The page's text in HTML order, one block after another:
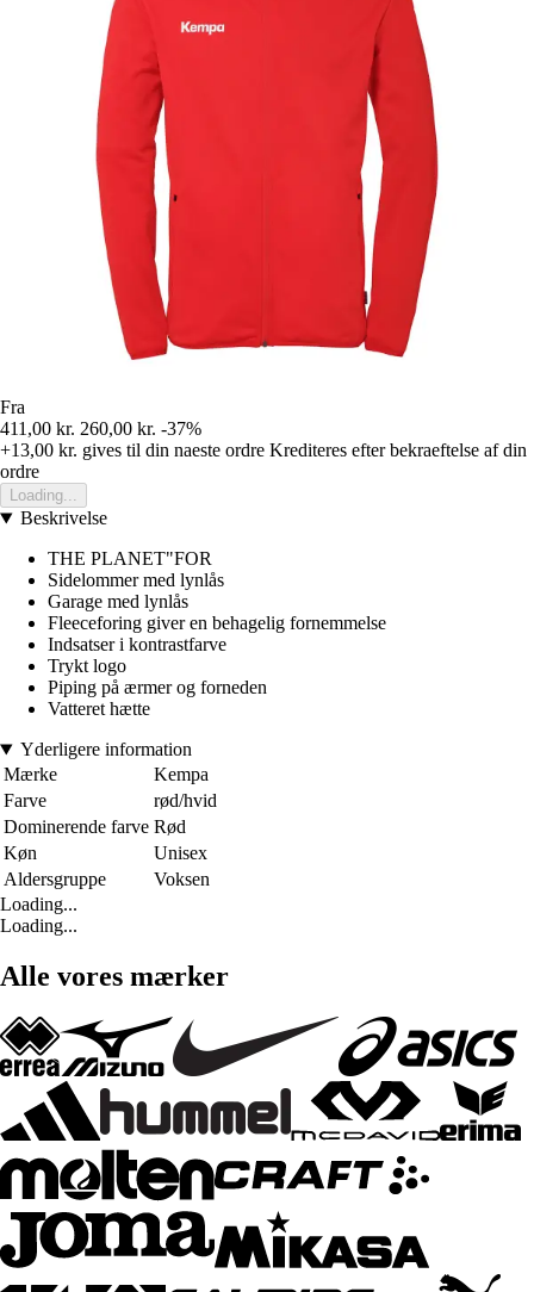
Fra
411,00 kr. 260,00 kr. -37%
+13,00 kr. gives til din naeste ordre Krediteres efter bekraeftelse af din
ordre
Loading...
Beskrivelse
THE PLANET"FOR
Sidelommer med lynlås
Garage med lynlås
Fleeceforing giver en behagelig fornemmelse
Indsatser i kontrastfarve
Trykt logo
Piping på ærmer og forneden
Vatteret hætte
Yderligere information
Mærke
Kempa
Farve
rød/hvid
Dominerende farve Rød
Køn
Unisex
Aldersgruppe
Voksen
Loading...
Loading...
Alle vores mærker